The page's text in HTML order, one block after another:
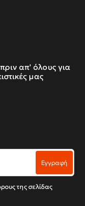
απ' όλους για
μας
Εγγραφή
της σελίδας